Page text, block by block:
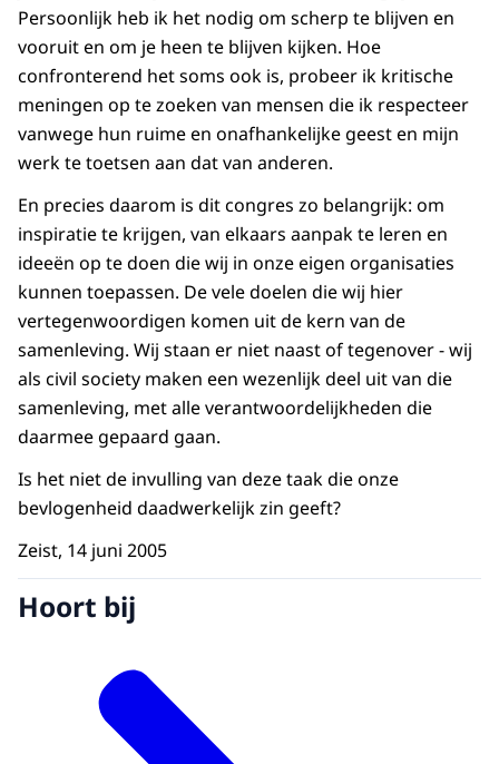
Persoonlijk heb ik het nodig om scherp te blijven en
vooruit en om je heen te blijven kijken. Hoe
confronterend het soms ook is, probeer ik kritische
meningen op te zoeken van mensen die ik respecteer
vanwege hun ruime en onafhankelijke geest en mijn
werk te toetsen aan dat van anderen.
En precies daarom is dit congres zo belangrijk: om
inspiratie te krijgen, van elkaars aanpak te leren en
ideeën op te doen die wij in onze eigen organisaties
kunnen toepassen. De vele doelen die wij hier
vertegenwoordigen komen uit de kern van de
samenleving. Wij staan er niet naast of tegenover - wij
als civil society maken een wezenlijk deel uit van die
samenleving, met alle verantwoordelijkheden die
daarmee gepaard gaan.
Is het niet de invulling van deze taak die onze
bevlogenheid daadwerkelijk zin geeft?
Zeist, 14 juni 2005
Hoort bij